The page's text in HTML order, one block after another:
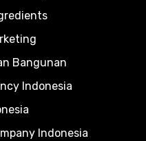
Bangunan
Indonesia
Indonesia